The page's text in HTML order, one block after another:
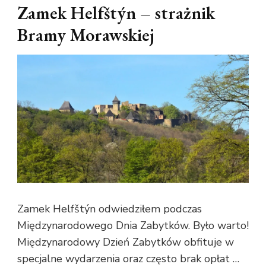
Zamek Helfštýn – strażnik
Bramy Morawskiej
Zamek Helfštýn odwiedziłem podczas
Międzynarodowego Dnia Zabytków. Było warto!
Międzynarodowy Dzień Zabytków obfituje w
specjalne wydarzenia oraz często brak opłat …